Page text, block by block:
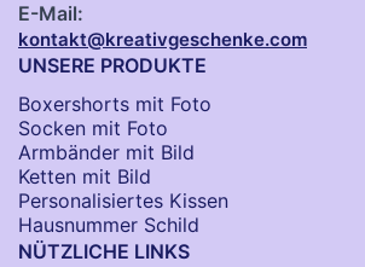
E-Mail:
kontakt@kreativgeschenke.com
UNSERE PRODUKTE
Boxershorts mit Foto
Socken​ mit Foto
Armbänder mit Bild​
Ketten mit Bild
Personalisiertes Kissen
Hausnummer Schild
NÜTZLICHE LINKS